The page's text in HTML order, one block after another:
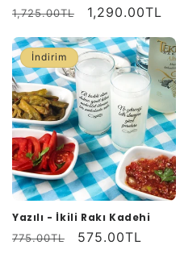
Normal
1,725.00TL
İndirimli
1,290.00TL
İndirim
Yazılı - İkili Rakı Kadehi
Normal
775.00TL
İndirimli
575.00TL